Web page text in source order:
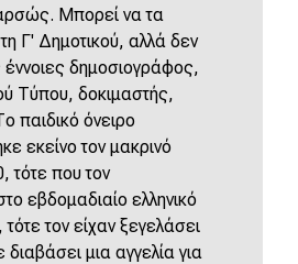
Μπορεί να τα
Γ' Δημοτικού, αλλά δεν
δημοσιογράφος,
Τύπου, δοκιμαστής,
παιδικό όνειρο
εκείνο τον μακρινό
τότε που τον
εβδομαδιαίο ελληνικό
τον είχαν ξεγελάσει
διαβάσει μια αγγελία για